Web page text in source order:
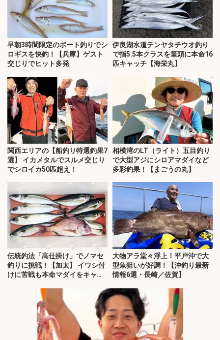
早朝3時間限定のボート釣りでシ
ロギスを快釣！【兵庫】ゲスト
交じりでヒット多発
伊良湖水道テンヤタチウオ釣り
で指5.5本クラスを筆頭に本命16
匹キャッチ【海栄丸】
関西エリアの【船釣り特選釣果7
選】 イカメタルでスルメ交じり
でシロイカ50匹超え！
相模湾のLT（ライト）五目釣り
で大型アジにシロアマダイなど
多彩釣果！【まごうの丸】
伝統釣法「高仕掛け」でノマセ
釣りに挑戦！【加太】 イワシ付
けに苦戦も本命マダイをキャッ
大物アラ堂々浮上！平戸沖で大
型魚狙いが好調！【沖釣り最新
情報6選・長崎／佐賀】